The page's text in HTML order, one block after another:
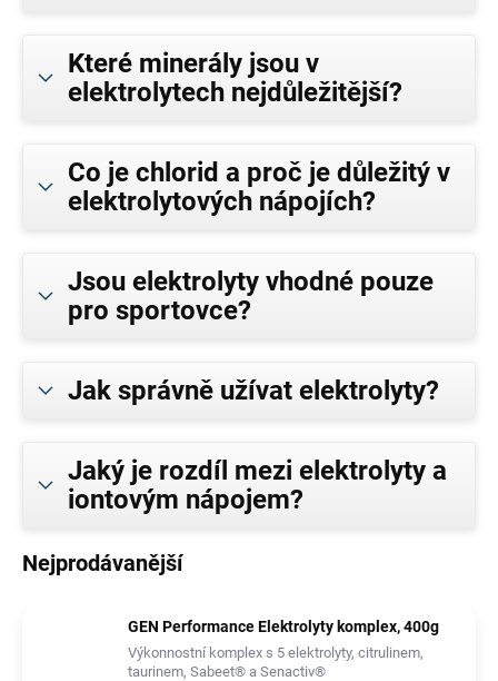
Které minerály jsou v
elektrolytech nejdůležitější?
Co je chlorid a proč je důležitý v
elektrolytových nápojích?
Jsou elektrolyty vhodné pouze
pro sportovce?
Jak správně užívat elektrolyty?
Jaký je rozdíl mezi elektrolyty a
iontovým nápojem?
Nejprodávanější
GEN Performance Elektrolyty komplex, 400g
Výkonnostní komplex s 5 elektrolyty, citrulinem,
taurinem, Sabeet® a Senactiv®